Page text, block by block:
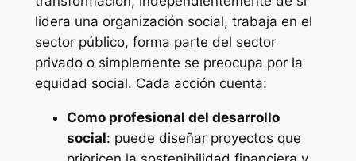
lidera una organización social, trabaja en el
sector público, forma parte del sector
privado o simplemente se preocupa por la
equidad social. Cada acción cuenta:
Como profesional del desarrollo
social: puede diseñar proyectos que